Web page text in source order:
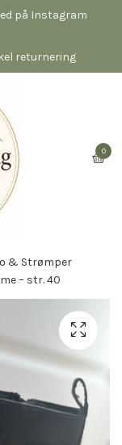
på Instagram
returnering
0
& Strømper
– str. 40